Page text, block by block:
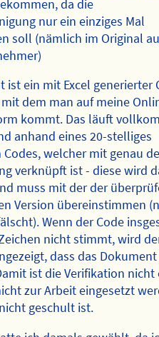
da die
nur ein einziges Mal
soll (nämlich im Original
ist ein mit Excel generierter
dem man auf meine
kommt. Das läuft
anhand eines 20-stelliges
welcher mit genau
verknüpft ist - diese wird
muss mit der der
Version übereinstimmen
Wenn der Code
nicht stimmt, wird
dass das
ist die Verifikation
zur Arbeit eingesetzt
geschult ist.